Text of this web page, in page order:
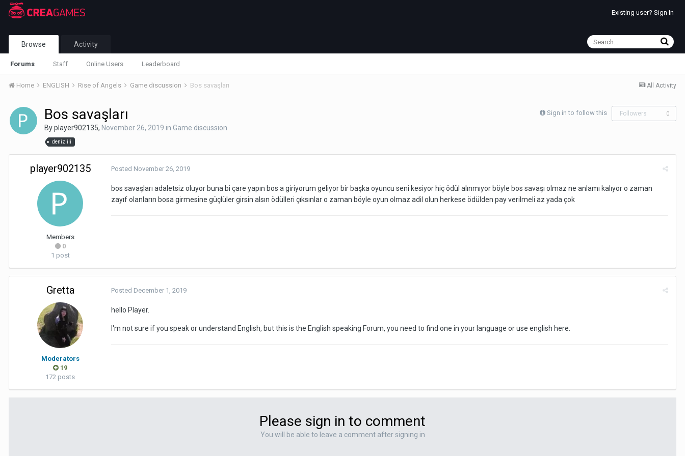
Existing user? Sign In
Browse
Forums Staff Online Users Leaderboard
Activity
All Activity
Home ENGLISH Rise of Angels Game discussion Bos savaşları
Sign in to follow this Followers 0
Bos savaşları
Byplayer902135, November 26, 2019 in Game discussion
denizlili
player902135
Members
0
1 post
Posted November 26, 2019
bos savaşları adaletsiz oluyor buna bi çare yapın bos a giriyorum geliyor bir başka oyuncu seni kesiyor hiç ödül alınmıyor böyle bos savaşı olmaz ne anlamı kalıyor o zaman
zayıf olanların bosa girmesine güçlüler girsin alsın ödülleri çıksınlar o zaman böyle oyun olmaz adil olun herkese ödülden pay verilmeli az yada çok
Gretta
Moderators
19
172 posts
Posted December 1, 2019
hello Player.
I'm not sure if you speak or understand English, but this is the English speaking Forum, you need to find one in your language or use english here.
Please sign in to comment
You will be able to leave a comment after signing in